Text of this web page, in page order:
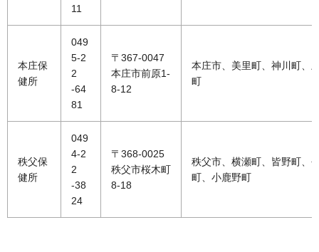
11
本庄保
健所
049
5-2
2
-64
81
〒367-0047
本庄市前原1-
8-12
本庄市、美里町、神川町、
町
秩父保
健所
049
4-2
2
-38
24
〒368-0025
秩父市桜木町
8-18
秩父市、横瀬町、皆野町、
町、小鹿野町